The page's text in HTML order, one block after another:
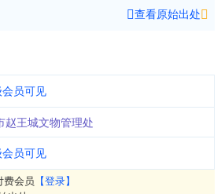
查看原始出处
员可见
赵王城文物管理处
员可见
会员 【登录】